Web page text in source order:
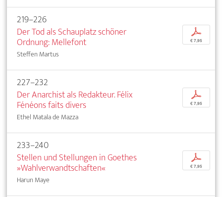
219–226
Der Tod als Schauplatz schöner
Ordnung: Mellefont
Steffen Martus
p
€ 7,95
227–232
Der Anarchist als Redakteur. Félix
Fénéons faits divers
Ethel Matala de Mazza
p
€ 7,95
233–240
Stellen und Stellungen in Goethes
»Wahlverwandtschaften«
Harun Maye
p
€ 7,95